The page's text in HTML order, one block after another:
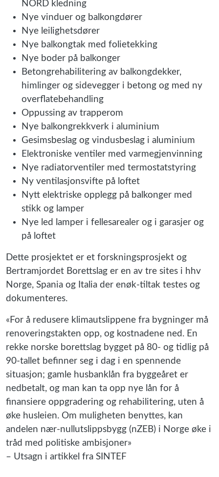
NORD kledning
Nye vinduer og balkongdører
Nye leilighetsdører
Nye balkongtak med folietekking
Nye boder på balkonger
Betongrehabilitering av balkongdekker,
himlinger og sidevegger i betong og med ny
overflatebehandling
Oppussing av trapperom
Nye balkongrekkverk i aluminium
Gesimsbeslag og vindusbeslag i aluminium
Elektroniske ventiler med varmegjenvinning
Nye radiatorventiler med termostatstyring
Ny ventilasjonsvifte på loftet
Nytt elektriske opplegg på balkonger med
stikk og lamper
Nye led lamper i fellesarealer og i garasjer og
på loftet
Dette prosjektet er et forskningsprosjekt og
Bertramjordet Borettslag er en av tre sites i hhv
Norge, Spania og Italia der enøk-tiltak testes og
dokumenteres.
«For å redusere klimautslippene fra bygninger må
renoveringstakten opp, og kostnadene ned. En
rekke norske borettslag bygget på 80- og tidlig på
90-tallet befinner seg i dag i en spennende
situasjon; gamle husbanklån fra byggeåret er
nedbetalt, og man kan ta opp nye lån for å
finansiere oppgradering og rehabilitering, uten å
øke husleien. Om muligheten benyttes, kan
andelen nær-nullutslippsbygg (nZEB) i Norge øke i
tråd med politiske ambisjoner»
– Utsagn i artikkel fra SINTEF